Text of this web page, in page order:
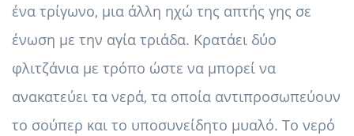
ένα τρίγωνο, μια άλλη ηχώ της απτής γης σε
ένωση με την αγία τριάδα. Κρατάει δύο
φλιτζάνια με τρόπο ώστε να μπορεί να
ανακατεύει τα νερά, τα οποία αντιπροσωπεύουν
το σούπερ και το υποσυνείδητο μυαλό. Το νερό